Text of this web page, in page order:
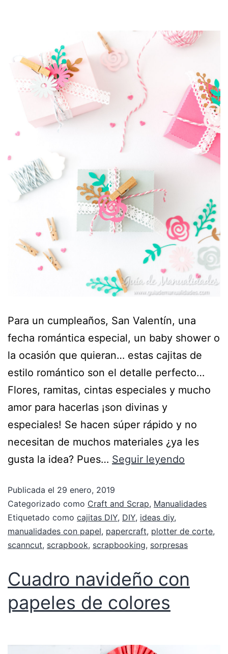
Para un cumpleaños, San Valentín, una
fecha romántica especial, un baby shower o
la ocasión que quieran… estas cajitas de
estilo romántico son el detalle perfecto…
Flores, ramitas, cintas especiales y mucho
amor para hacerlas ¡son divinas y
especiales! Se hacen súper rápido y no
necesitan de muchos materiales ¿ya les
gusta la idea? Pues… Seguir leyendo
Publicada el 29 enero, 2019
Categorizado como Craft and Scrap, Manualidades
Etiquetado como cajitas DIY, DIY, ideas diy,
manualidades con papel, papercraft, plotter de corte,
scanncut, scrapbook, scrapbooking, sorpresas
Cuadro navideño con
papeles de colores